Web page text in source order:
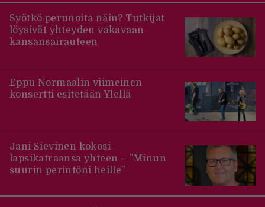
Syötkö perunoita näin? Tutkijat
löysivät yhteyden vakavaan
kansansairauteen
Eppu Normaalin viimeinen
konsertti esitetään Ylellä
Jani Sievinen kokosi
lapsikatraansa yhteen – ”Minun
suurin perintöni heille”